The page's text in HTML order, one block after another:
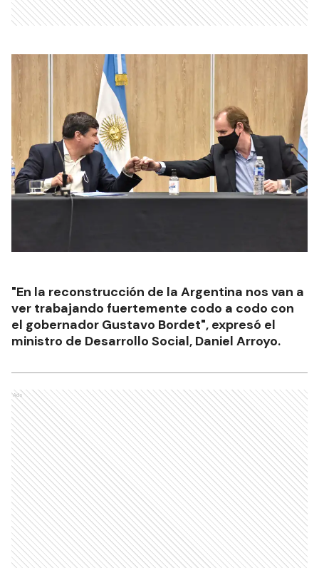
"En la reconstrucción de la Argentina nos van a
ver trabajando fuertemente codo a codo con
el gobernador Gustavo Bordet", expresó el
ministro de Desarrollo Social, Daniel Arroyo.
Ads